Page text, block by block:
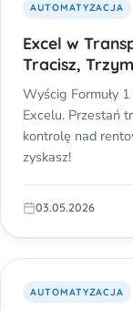
AUTOMATYZACJA
Excel w
Tracisz,
Wyścig Formuły
Excelu. Przestań
kontrolę nad
zyskasz!
03.05.2026
AUTOMATYZACJA